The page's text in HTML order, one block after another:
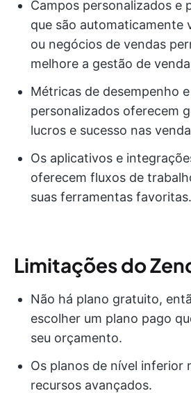
Campos personalizados e
que são automaticamente
ou negócios de vendas
melhore a gestão de
Métricas de desempenho
personalizados oferecem
lucros e sucesso nas
Os aplicativos e
oferecem fluxos de
suas ferramentas favoritas.
Limitações do
Não há plano gratuito,
escolher um plano pago
seu orçamento.
Os planos de nível inferior
recursos avançados.